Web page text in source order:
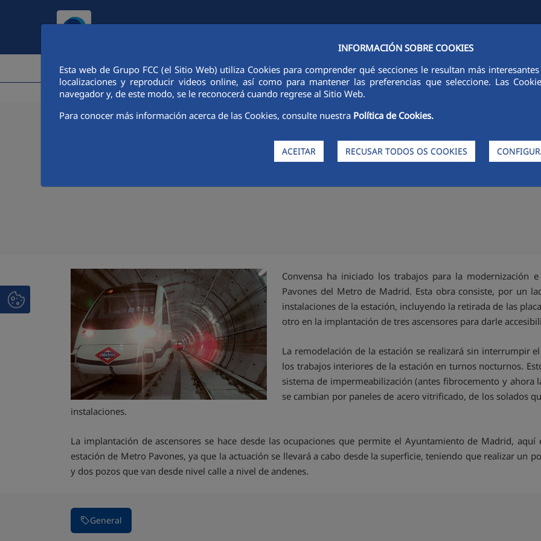
Pular para o Conteúdo principal
INFORMACIÓN SOBRE COOKIES
Esta web de Grupo FCC (el Sitio Web) utiliza Cookies para comprender qué secciones le resultan más
localizaciones y reproducir videos online, así como para mantener las preferencias que seleccione. Las
navegador y, de este modo, se le reconocerá cuando regrese al Sitio Web.
Para conocer más información acerca de las Cookies, consulte nuestra Política de Cookies.
ACEITAR RECUSAR TODOS OS COOKIES
COMPANHIA ATIVIDADES SUSTENTABILIDADE ÉTICA E INTEGRIDADE INOVAÇÃO
Convensa inicia los trabajos para la modernización
Convensa ha iniciado los trabajos para la modernización
Pavones del Metro de Madrid. Esta obra consiste, por un
instalaciones de la estación, incluyendo la retirada de las
otro en la implantación de tres ascensores para darle
La remodelación de la estación se realizará sin interrumpir
los trabajos interiores de la estación en turnos nocturnos.
sistema de impermeabilización (antes fibrocemento y ahora
se cambian por paneles de acero vitrificado, de los solados
instalaciones.
La implantación de ascensores se hace desde las ocupaciones que permite el Ayuntamiento de Madrid,
estación de Metro Pavones, ya que la actuación se llevará a cabo desde la superficie, teniendo que realizar un
y dos pozos que van desde nivel calle a nivel de andenes.
General